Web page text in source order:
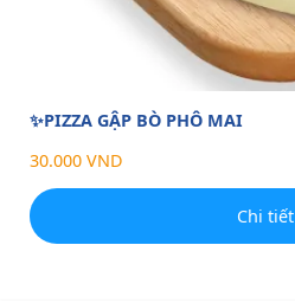
✨PIZZA GẬP BÒ PHÔ MAI
30.000 VND
Chi tiết